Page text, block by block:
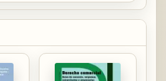
con oraciones personales,
y aplicables a cada etapa
la vida, entrelazándolas a la vez
Internacional. A lo largo de
libro, el lector hallará promesas
cada semana, así como